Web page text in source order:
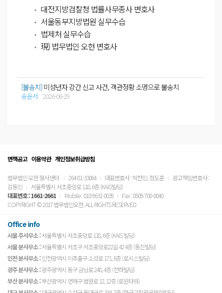
대전지방검찰청 법률사무종사 변호사
서울동부지방법원 실무수습
법제처 실무수습
現) 법무법인 오현 변호사
[불송치] 미성년자 강간 신고 사건, 객관정황 소명으로 불송치
송윤서 2026-06-29
면책공고 이용약관 개인정보취급방침
법무법인 오현 형사센터 264-81-33064 대표변호사 : 박찬민, 정도훈
광고책임변호사 :
김동민
서울특별시 서초중앙로 118, 6층 (KAIS빌딩)
대표번호 :1661-2661 Mobile : 010-9631-0039
Fax : 0505-700-0040
COPYRIGHT © 2017 법무법인오현. ALL RIGHTS RESERVED
Office info
서울 주사무소 :서울특별시 서초중앙로 118, 6층 (KAIS 빌딩)
서울 분사무소 :서울특별시 서초구 서초중앙로22길 42 4층 (동진빌딩)
인천 분사무소 :인천광역시 미추홀구 소성로 171, 6층 (로시스빌딩)
광주 분사무소 :광주광역시 동구 금남로 248, 4층 (천하빌딩)
부산 분사무소 :부산광역시 연제구 법원로 12, 12층 (로윈타워)